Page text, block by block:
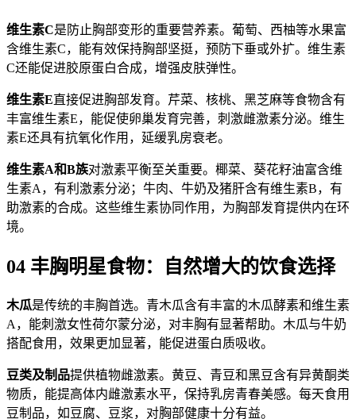
维生素C是防止胸部变形的重要营养素。葡萄、西柚等水果富
含维生素C，能有效保持胸部坚挺，预防下垂或外扩。维生素
C还能促进胶原蛋白合成，增强皮肤弹性。
维生素E直接促进胸部发育。芹菜、核桃、黑芝麻等食物含有
丰富维生素E，能促使卵巢发育完善，刺激雌激素分泌。维生
素E还具有抗氧化作用，延缓乳房衰老。
维生素A和B族对激素平衡至关重要。椰菜、葵花籽油富含维
生素A，有利激素分泌；牛肉、牛奶及猪肝含有维生素B，有
助激素的合成。这些维生素协同作用，为胸部发育提供内在环
境。
04 丰胸明星食物：自然增大的饮食选择
木瓜是传统的丰胸首选。青木瓜含有丰富的木瓜酵素和维生素
A，能刺激女性荷尔蒙分泌，对丰胸有显著帮助。木瓜与牛奶
搭配食用，效果更加显著，能促进蛋白质吸收。
豆类及制品提供植物雌激素。黄豆、青豆和黑豆含有异黄酮类
物质，能提高体内雌激素水平，保持乳房青春美感。每天食用
豆制品，如豆腐、豆浆，对胸部健康十分有益。